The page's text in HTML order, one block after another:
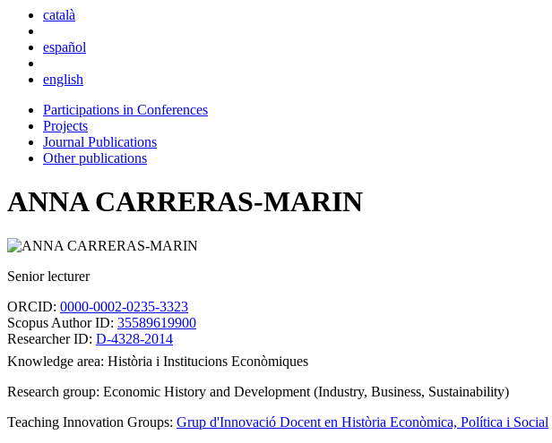
català
español
english
Participations in Conferences
Projects
Journal Publications
Other publications
ANNA CARRERAS-MARIN
Senior lecturer
ORCID: 0000-0002-0235-3323
Scopus Author ID: 35589619900
Researcher ID: D-4328-2014
Knowledge area: Història i Institucions Econòmiques
Research group: Economic History and Development (Industry, Business, Sustainability)
Teaching Innovation Groups: Grup d'Innovació Docent en Història Econòmica, Política i Social